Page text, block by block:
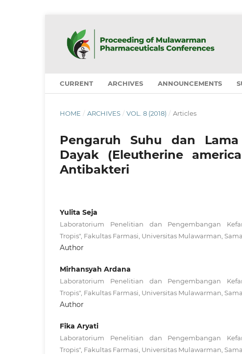
CURRENT ARCHIVES ANNOUNCEMENTS
HOME / ARCHIVES / VOL. 8 (2018) / Articles
Pengaruh Suhu dan
Dayak (Eleutherine
Antibakteri
Yulita Seja
Laboratorium Penelitian dan Pengembangan
Tropis", Fakultas Farmasi, Universitas Mulawarman,
Author
Mirhansyah Ardana
Laboratorium Penelitian dan Pengembangan
Tropis", Fakultas Farmasi, Universitas Mulawarman,
Author
Fika Aryati
Laboratorium Penelitian dan Pengembangan
Tropis", Fakultas Farmasi, Universitas Mulawarman,